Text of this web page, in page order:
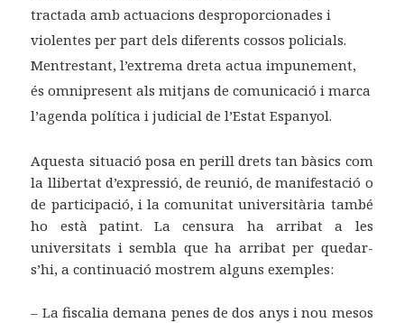
tractada amb actuacions desproporcionades i
violentes per part dels diferents cossos policials.
Mentrestant, l’extrema dreta actua impunement,
és omnipresent als mitjans de comunicació i marca
l’agenda política i judicial de l’Estat Espanyol.
Aquesta situació posa en perill drets tan bàsics com
la llibertat d’expressió, de reunió, de manifestació o
de participació, i la comunitat universitària també
ho està patint. La censura ha arribat a les
universitats i sembla que ha arribat per quedar-
s’hi, a continuació mostrem alguns exemples:
‒ La fiscalia demana penes de dos anys i nou mesos